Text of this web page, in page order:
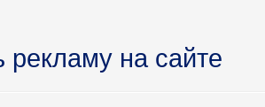
рекламу на сайте